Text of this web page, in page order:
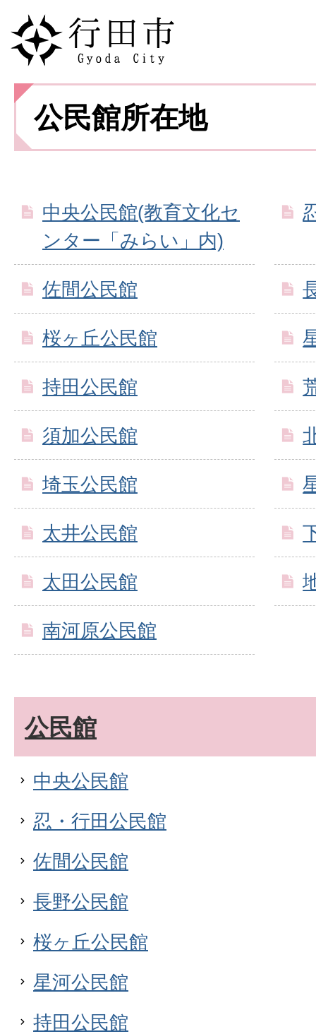
公民館所在地
中央公民館(教育文化セ
ンター「みらい」内)
佐間公民館
桜ヶ丘公民館
持田公民館
須加公民館
埼玉公民館
太井公民館
太田公民館
南河原公民館
公民館
中央公民館
忍・行田公民館
佐間公民館
長野公民館
桜ヶ丘公民館
星河公民館
持田公民館